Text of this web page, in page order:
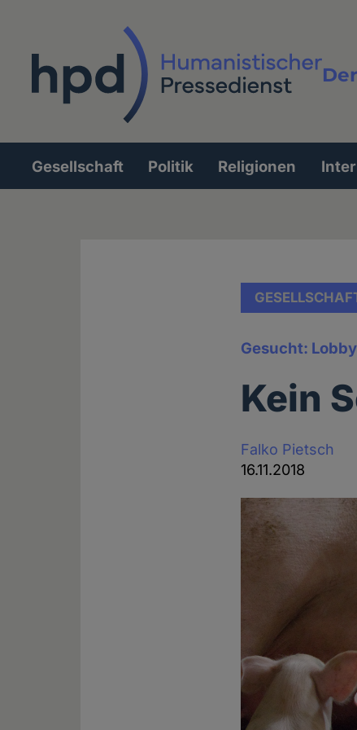
Hauptnavigation
Gesellschaft Politik Religionen
Gesucht:
Kein
Falko Pietsch
16.11.2018